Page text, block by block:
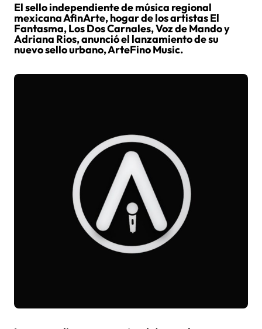
El sello independiente de música regional
mexicana AfinArte, hogar de los artistas El
Fantasma, Los Dos Carnales, Voz de Mando y
Adriana Rios, anunció el lanzamiento de su
nuevo sello urbano, ArteFino Music.